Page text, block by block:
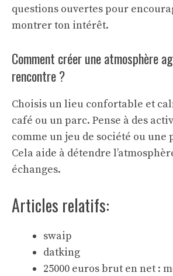
questions ouvertes pour
montrer ton intérêt.
Comment créer une atmosphère
rencontre ?
Choisis un lieu confortable et
café ou un parc. Pense à des
comme un jeu de société ou une
Cela aide à détendre
échanges.
Articles relatifs:
swaip
datking
25000 euros brut en net :